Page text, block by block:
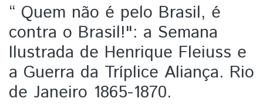
“ Quem não é pelo Brasil, é
contra o Brasil!": a Semana
Ilustrada de Henrique Fleiuss e
a Guerra da Tríplice Aliança. Rio
de Janeiro 1865-1870.